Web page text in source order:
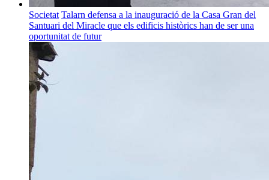
Societat Talarn defensa a la inauguració de la Casa Gran del
Santuari del Miracle que els edificis històrics han de ser una
oportunitat de futur